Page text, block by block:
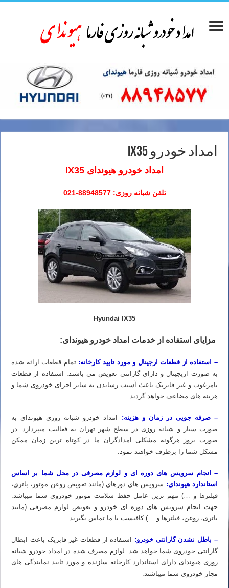
امداد خودرو IX35
امداد خودرو هیوندای IX35
تلفن شبانه روزی: 88948577-021
Hyundai IX35
مزایای استفاده از خدمات امداد خودرو هیوندای:
– استفاده از قطعات ارجینال و مورد تایید کارخانه: تمام قطعات ارائه شده
به صورت اریجینال و دارای گارانتی تعویض می باشند. استفاده از قطعات
نامرغوب و غیر فابریک باعث آسیب رساندن به سایر اجرای خودروی شما و
هزینه های مضاعف خواهد گردید.
– صرفه جویی در زمان و هزینه: امداد خودرو شبانه روزی هیوندای به
صورت سیار و شبانه روزی در سطح شهر تهران به فعالیت میپردازد. در
صورت بروز هرگونه مشکلی امدادگران ما در کوتاه ترین زمان ممکن
مشکل شما را برطرف خواهند نمود.
– انجام سرویس های دوره ای و لوازم مصرفی در محل شما بر اساس
استاندارد هیوندای: سرویس های دورهای (مانند تعویض روغن موتور، باتری،
فیلترها و …) مهم ترین عامل حفظ سلامت موتور خودروی شما میباشد.
جهت انجام سرویس های دوره ای خودرو و تعویض لوازم مصرفی (مانند
باتری، روغن، فیلترها و …) کافیست با ما تماس بگیرید.
– باطل نشدن گارانتی خودرو: استفاده از قطعات غیر فابریک باعث ابطال
گارانتی خودروی شما خواهد شد. لوازم مصرف شده در امداد خودرو شبانه
روزی هیوندای دارای استاندارد کارخانه سازنده و مورد تایید نمایندگی های
مجاز خودروی شما میباشند.